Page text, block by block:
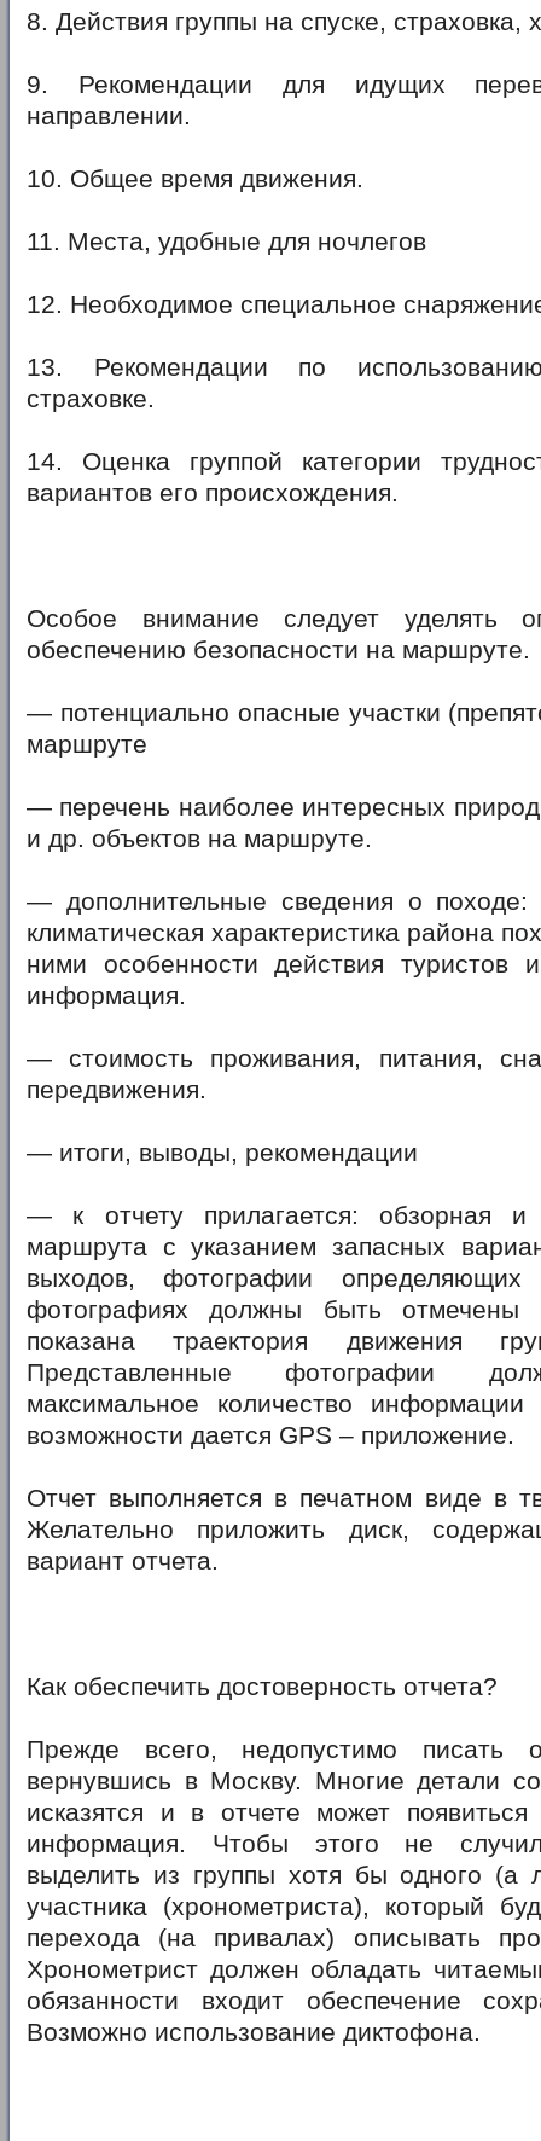
8. Действия группы на спуске, страховка,
9. Рекомендации для идущих
направлении.
10. Общее время движения.
11. Места, удобные для ночлегов
12. Необходимое специальное
13. Рекомендации по
страховке.
14. Оценка группой категории
вариантов его происхождения.
Особое внимание следует уделять
обеспечению безопасности на маршруте.
— потенциально опасные участки
маршруте
— перечень наиболее интересных
и др. объектов на маршруте.
— дополнительные сведения о походе:
климатическая характеристика района
ними особенности действия туристов
информация.
— стоимость проживания, питания,
передвижения.
— итоги, выводы, рекомендации
— к отчету прилагается: обзорная и
маршрута с указанием запасных
выходов, фотографии определяющих
фотографиях должны быть отмечены
показана траектория движения
Представленные фотографии
максимальное количество
возможности дается GPS – приложение.
Отчет выполняется в печатном виде в
Желательно приложить диск,
вариант отчета.
Как обеспечить достоверность отчета?
Прежде всего, недопустимо писать
вернувшись в Москву. Многие детали
исказятся и в отчете может
информация. Чтобы этого не
выделить из группы хотя бы одного (а
участника (хронометриста), который
перехода (на привалах) описывать
Хронометрист должен обладать
обязанности входит обеспечение
Возможно использование диктофона.